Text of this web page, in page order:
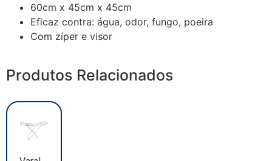
60cm x 45cm x 45cm
Eficaz contra: água, odor, fungo, poeira
Com zíper e visor
Produtos Relacionados